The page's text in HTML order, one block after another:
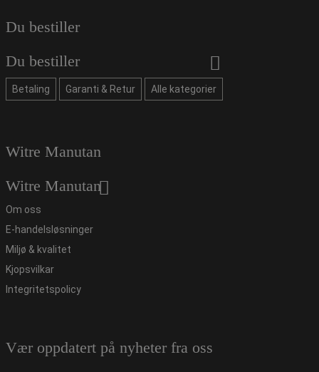
Du bestiller
Du bestiller
Betaling Garanti & Retur Alle kategorier
Witre Manutan
Witre Manutan
Om oss
E-handelsløsninger
Miljø & kvalitet
Kjopsvilkar
Integritetspolicy
Vær oppdatert på nyheter fra oss